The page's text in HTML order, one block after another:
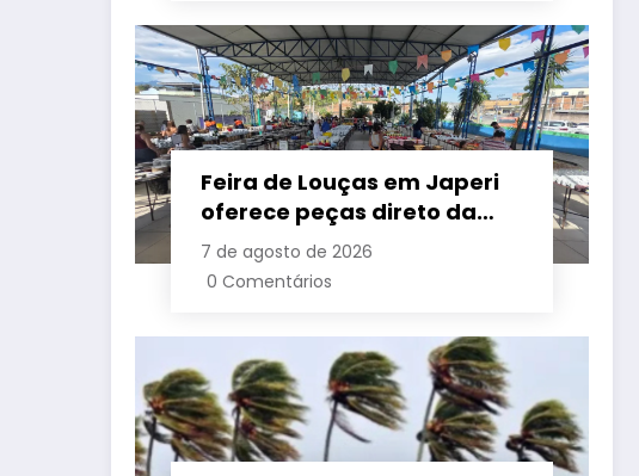
Feira de Louças em Japeri
oferece peças direto da
fábrica com entrada
gratuita até sábado
7 de agosto de 2026
0 Comentários